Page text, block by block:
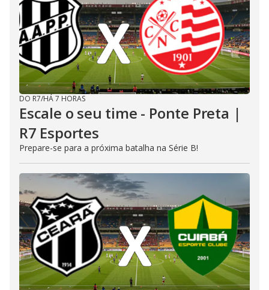
DO R7/HÁ 7 HORAS
Escale o seu time - Ponte Preta |
R7 Esportes
Prepare-se para a próxima batalha na Série B!